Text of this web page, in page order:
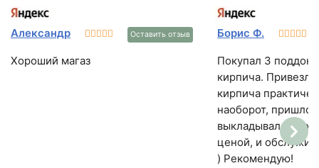
Александр Оставить отзыв
Хороший магаз
Борис Ф.
Покупал 3
кирпича. Привезли
кирпича
наоборот,
выкладывал
ценой, и
) Рекомендую!